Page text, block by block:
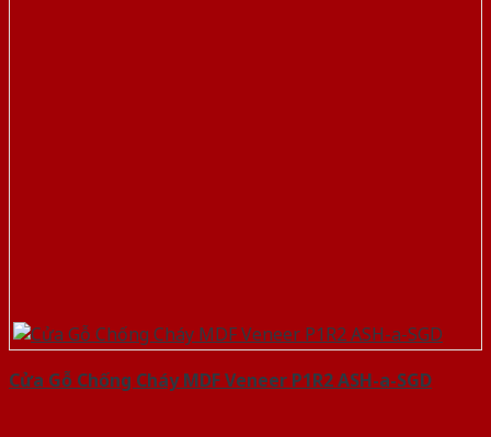
Cửa Gỗ Chống Cháy MDF Veneer P1R2 ASH-a-SGD